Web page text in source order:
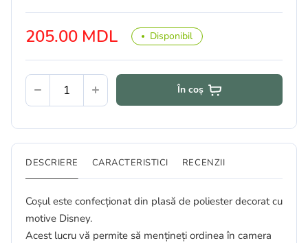
205.00 MDL Disponibil
În coș
DESCRIERE CARACTERISTICI RECENZII
Coșul este confecționat din plasă de poliester decorat cu
motive Disney.
Acest lucru vă permite să mențineți ordinea în camera